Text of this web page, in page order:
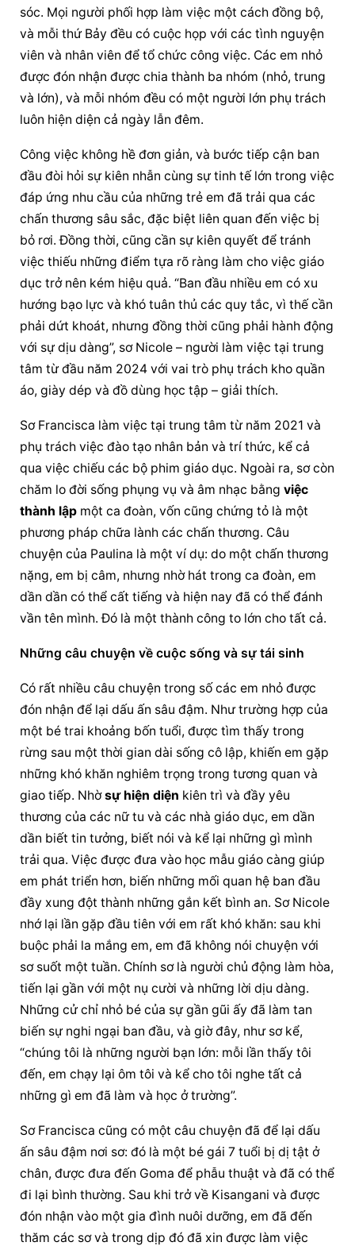
sóc. Mọi người phối hợp làm việc một cách đồng bộ,
và mỗi thứ Bảy đều có cuộc họp với các tình nguyện
viên và nhân viên để tổ chức công việc. Các em nhỏ
được đón nhận được chia thành ba nhóm (nhỏ, trung
và lớn), và mỗi nhóm đều có một người lớn phụ trách
luôn hiện diện cả ngày lẫn đêm.
Công việc không hề đơn giản, và bước tiếp cận ban
đầu đòi hỏi sự kiên nhẫn cùng sự tinh tế lớn trong việc
đáp ứng nhu cầu của những trẻ em đã trải qua các
chấn thương sâu sắc, đặc biệt liên quan đến việc bị
bỏ rơi. Đồng thời, cũng cần sự kiên quyết để tránh
việc thiếu những điểm tựa rõ ràng làm cho việc giáo
dục trở nên kém hiệu quả. “Ban đầu nhiều em có xu
hướng bạo lực và khó tuân thủ các quy tắc, vì thế cần
phải dứt khoát, nhưng đồng thời cũng phải hành động
với sự dịu dàng”, sơ Nicole – người làm việc tại trung
tâm từ đầu năm 2024 với vai trò phụ trách kho quần
áo, giày dép và đồ dùng học tập – giải thích.
Sơ Francisca làm việc tại trung tâm từ năm 2021 và
phụ trách việc đào tạo nhân bản và trí thức, kể cả
qua việc chiếu các bộ phim giáo dục. Ngoài ra, sơ còn
chăm lo đời sống phụng vụ và âm nhạc bằng việc
thành lập một ca đoàn, vốn cũng chứng tỏ là một
phương pháp chữa lành các chấn thương. Câu
chuyện của Paulina là một ví dụ: do một chấn thương
nặng, em bị câm, nhưng nhờ hát trong ca đoàn, em
dần dần có thể cất tiếng và hiện nay đã có thể đánh
vần tên mình. Đó là một thành công to lớn cho tất cả.
Những câu chuyện về cuộc sống và sự tái sinh
Có rất nhiều câu chuyện trong số các em nhỏ được
đón nhận để lại dấu ấn sâu đậm. Như trường hợp của
một bé trai khoảng bốn tuổi, được tìm thấy trong
rừng sau một thời gian dài sống cô lập, khiến em gặp
những khó khăn nghiêm trọng trong tương quan và
giao tiếp. Nhờ sự hiện diện kiên trì và đầy yêu
thương của các nữ tu và các nhà giáo dục, em dần
dần biết tin tưởng, biết nói và kể lại những gì mình
trải qua. Việc được đưa vào học mẫu giáo càng giúp
em phát triển hơn, biến những mối quan hệ ban đầu
đầy xung đột thành những gắn kết bình an. Sơ Nicole
nhớ lại lần gặp đầu tiên với em rất khó khăn: sau khi
buộc phải la mắng em, em đã không nói chuyện với
sơ suốt một tuần. Chính sơ là người chủ động làm hòa,
tiến lại gần với một nụ cười và những lời dịu dàng.
Những cử chỉ nhỏ bé của sự gần gũi ấy đã làm tan
biến sự nghi ngại ban đầu, và giờ đây, như sơ kể,
“chúng tôi là những người bạn lớn: mỗi lần thấy tôi
đến, em chạy lại ôm tôi và kể cho tôi nghe tất cả
những gì em đã làm và học ở trường”.
Sơ Francisca cũng có một câu chuyện đã để lại dấu
ấn sâu đậm nơi sơ: đó là một bé gái 7 tuổi bị dị tật ở
chân, được đưa đến Goma để phẫu thuật và đã có thể
đi lại bình thường. Sau khi trở về Kisangani và được
đón nhận vào một gia đình nuôi dưỡng, em đã đến
thăm các sơ và trong dịp đó đã xin được làm việc